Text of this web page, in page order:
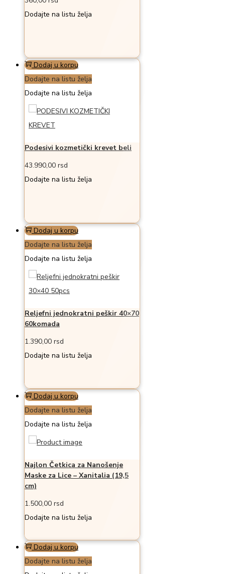
Dodajte na listu želja
Dodaj u korpu
Dodajte na listu želja
Dodajte na listu želja
Podesivi kozmetički krevet beli
43.990,00 rsd
Dodajte na listu želja
Dodaj u korpu
Dodajte na listu želja
Dodajte na listu želja
Reljefni jednokratni peškir 40×70
60komada
1.390,00 rsd
Dodajte na listu želja
Dodaj u korpu
Dodajte na listu želja
Dodajte na listu želja
Najlon Četkica za Nanošenje
Maske za Lice – Xanitalia (19,5
cm)
1.500,00 rsd
Dodajte na listu želja
Dodaj u korpu
Dodajte na listu želja